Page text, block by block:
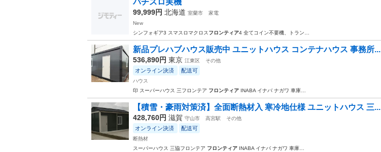
99,999円 北海道 室蘭市
家電
New
シンフォギア3 スマスロマクロス フロンティア4 全てコイン不要機、トラン…
新品プレハブハウス販売中 ユニットハウス コンテナハウス 事務所...
536,890円 東京 江東区 その他
オンライン決済 配送可
ハウス
印 スーパーハウス 三フロンテア フロンティア INABA イナバ ナガワ 車庫…
【積雪・豪雨対策済】全面断熱材入 寒冷地仕様 ユニットハウス 三...
428,760円 滋賀 守山市 高宮駅 その他
オンライン決済 配送可
断熱材
スーパーハウス 三協フロンテア フロンティア INABA イナバ ナガワ 車庫…